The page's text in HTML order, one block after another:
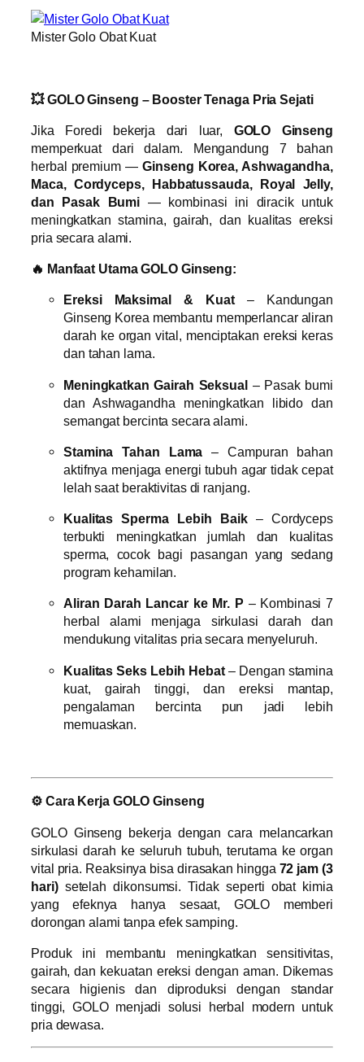
Mister Golo Obat Kuat
💥 GOLO Ginseng – Booster Tenaga Pria Sejati
Jika Foredi bekerja dari luar, GOLO Ginseng
memperkuat dari dalam. Mengandung 7 bahan
herbal premium —Ginseng Korea, Ashwagandha,
Maca, Cordyceps, Habbatussauda, Royal Jelly,
dan Pasak Bumi — kombinasi ini diracik untuk
meningkatkan stamina, gairah, dan kualitas ereksi
pria secara alami.
🔥 Manfaat Utama GOLO Ginseng:
Ereksi Maksimal & Kuat– Kandungan
Ginseng Korea membantu memperlancar aliran
darah ke organ vital, menciptakan ereksi keras
dan tahan lama.
Meningkatkan Gairah Seksual– Pasak bumi
dan Ashwagandha meningkatkan libido dan
semangat bercinta secara alami.
Stamina Tahan Lama – Campuran bahan
aktifnya menjaga energi tubuh agar tidak cepat
lelah saat beraktivitas di ranjang.
Kualitas Sperma Lebih Baik– Cordyceps
terbukti meningkatkan jumlah dan kualitas
sperma, cocok bagi pasangan yang sedang
program kehamilan.
Aliran Darah Lancar ke Mr. P – Kombinasi 7
herbal alami menjaga sirkulasi darah dan
mendukung vitalitas pria secara menyeluruh.
Kualitas Seks Lebih Hebat– Dengan stamina
kuat, gairah tinggi, dan ereksi mantap,
pengalaman bercinta pun jadi lebih
memuaskan.
⚙ Cara Kerja GOLO Ginseng
GOLO Ginseng bekerja dengan cara melancarkan
sirkulasi darah ke seluruh tubuh, terutama ke organ
vital pria. Reaksinya bisa dirasakan hingga 72 jam (3
hari)setelah dikonsumsi. Tidak seperti obat kimia
yang efeknya hanya sesaat, GOLO memberi
dorongan alami tanpa efek samping.
Produk ini membantu meningkatkan sensitivitas,
gairah, dan kekuatan ereksi dengan aman. Dikemas
secara higienis dan diproduksi dengan standar
tinggi, GOLO menjadi solusi herbal modern untuk
pria dewasa.